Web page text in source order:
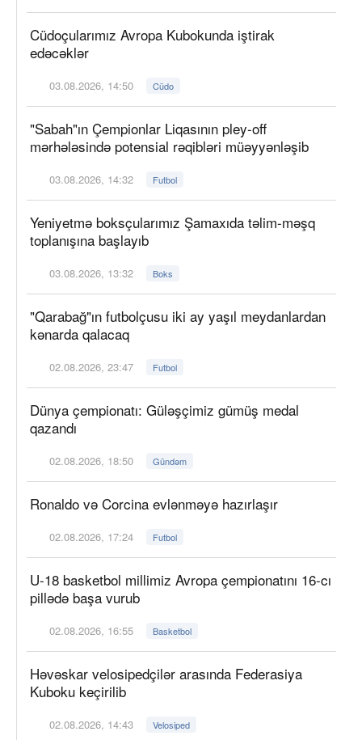
Cüdoçularımız Avropa Kubokunda iştirak
edəcəklər
03.08.2026, 14:50 Cüdo
"Sabah"ın Çempionlar Liqasının pley-off
mərhələsində potensial rəqibləri müəyyənləşib
03.08.2026, 14:32 Futbol
Yeniyetmə boksçularımız Şamaxıda təlim-məşq
toplanışına başlayıb
03.08.2026, 13:32 Boks
"Qarabağ"ın futbolçusu iki ay yaşıl meydanlardan
kənarda qalacaq
02.08.2026, 23:47 Futbol
Dünya çempionatı: Güləşçimiz gümüş medal
qazandı
02.08.2026, 18:50 Gündəm
Ronaldo və Corcina evlənməyə hazırlaşır
02.08.2026, 17:24 Futbol
U-18 basketbol millimiz Avropa çempionatını 16-cı
pillədə başa vurub
02.08.2026, 16:55 Basketbol
Həvəskar velosipedçilər arasında Federasiya
Kuboku keçirilib
02.08.2026, 14:43 Velosiped